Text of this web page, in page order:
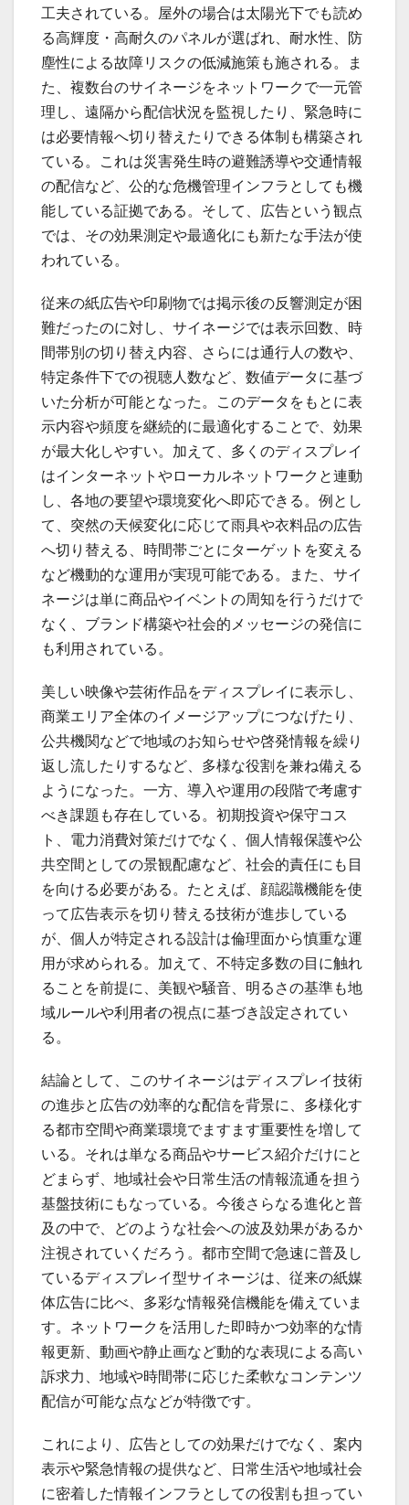
工夫されている。屋外の場合は太陽光下でも読め
る高輝度・高耐久のパネルが選ばれ、耐水性、防
塵性による故障リスクの低減施策も施される。ま
た、複数台のサイネージをネットワークで一元管
理し、遠隔から配信状況を監視したり、緊急時に
は必要情報へ切り替えたりできる体制も構築され
ている。これは災害発生時の避難誘導や交通情報
の配信など、公的な危機管理インフラとしても機
能している証拠である。そして、広告という観点
では、その効果測定や最適化にも新たな手法が使
われている。
従来の紙広告や印刷物では掲示後の反響測定が困
難だったのに対し、サイネージでは表示回数、時
間帯別の切り替え内容、さらには通行人の数や、
特定条件下での視聴人数など、数値データに基づ
いた分析が可能となった。このデータをもとに表
示内容や頻度を継続的に最適化することで、効果
が最大化しやすい。加えて、多くのディスプレイ
はインターネットやローカルネットワークと連動
し、各地の要望や環境変化へ即応できる。例とし
て、突然の天候変化に応じて雨具や衣料品の広告
へ切り替える、時間帯ごとにターゲットを変える
など機動的な運用が実現可能である。また、サイ
ネージは単に商品やイベントの周知を行うだけで
なく、ブランド構築や社会的メッセージの発信に
も利用されている。
美しい映像や芸術作品をディスプレイに表示し、
商業エリア全体のイメージアップにつなげたり、
公共機関などで地域のお知らせや啓発情報を繰り
返し流したりするなど、多様な役割を兼ね備える
ようになった。一方、導入や運用の段階で考慮す
べき課題も存在している。初期投資や保守コス
ト、電力消費対策だけでなく、個人情報保護や公
共空間としての景観配慮など、社会的責任にも目
を向ける必要がある。たとえば、顔認識機能を使
って広告表示を切り替える技術が進歩している
が、個人が特定される設計は倫理面から慎重な運
用が求められる。加えて、不特定多数の目に触れ
ることを前提に、美観や騒音、明るさの基準も地
域ルールや利用者の視点に基づき設定されてい
る。
結論として、このサイネージはディスプレイ技術
の進歩と広告の効率的な配信を背景に、多様化す
る都市空間や商業環境でますます重要性を増して
いる。それは単なる商品やサービス紹介だけにと
どまらず、地域社会や日常生活の情報流通を担う
基盤技術にもなっている。今後さらなる進化と普
及の中で、どのような社会への波及効果があるか
注視されていくだろう。都市空間で急速に普及し
ているディスプレイ型サイネージは、従来の紙媒
体広告に比べ、多彩な情報発信機能を備えていま
す。ネットワークを活用した即時かつ効率的な情
報更新、動画や静止画など動的な表現による高い
訴求力、地域や時間帯に応じた柔軟なコンテンツ
配信が可能な点などが特徴です。
これにより、広告としての効果だけでなく、案内
表示や緊急情報の提供など、日常生活や地域社会
に密着した情報インフラとしての役割も担ってい